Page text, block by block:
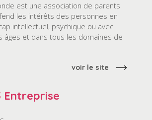
est une association de parents
les intérêts des personnes en
intellectuel, psychique ou avec
âges et dans tous les domaines de
voir le site
Entreprise